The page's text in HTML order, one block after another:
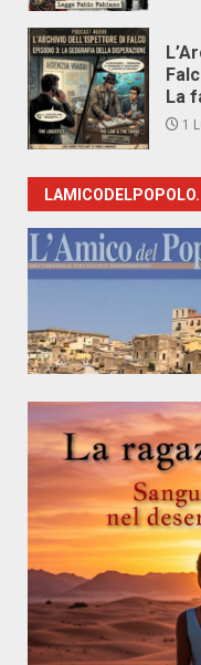
La
1